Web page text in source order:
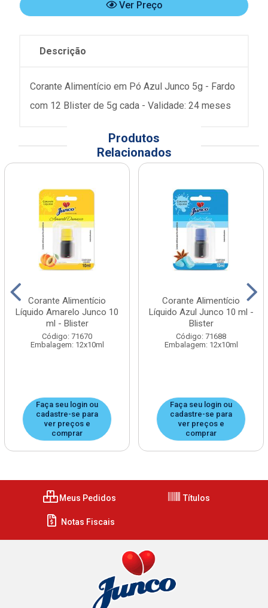
Ver Preço
Descrição
Corante Alimentício em Pó Azul Junco 5g - Fardo
com 12 Blister de 5g cada - Validade: 24 meses
Produtos
Relacionados
Corante Alimentício
Líquido Amarelo Junco 10
ml - Blister
Código: 71670
Embalagem: 12x10ml
Faça seu login ou
cadastre-se para
ver preços e
comprar
Corante Alimentício
Líquido Azul Junco 10 ml -
Blister
Código: 71688
Embalagem: 12x10ml
Faça seu login ou
cadastre-se para
ver preços e
comprar
Meus Pedidos Títulos
Notas Fiscais